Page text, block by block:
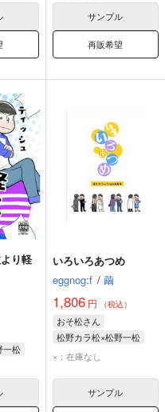
サンプル
再販希望
り軽
一松
いろいろあつめ
eggnog:f / 繭
1,806円 （税込）
おそ松さん
松野カラ松×松野一松
松野カラ松
×：在庫なし
サンプル